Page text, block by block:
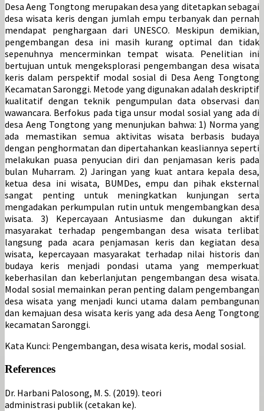
Desa Aeng Tongtong merupakan desa yang ditetapkan sebagai
desa wisata keris dengan jumlah empu terbanyak dan pernah
mendapat penghargaan dari UNESCO. Meskipun demikian,
pengembangan desa ini masih kurang optimal dan tidak
sepenuhnya mencerminkan tempat wisata. Penelitian ini
bertujuan untuk mengeksplorasi pengembangan desa wisata
keris dalam perspektif modal sosial di Desa Aeng Tongtong
Kecamatan Saronggi. Metode yang digunakan adalah deskriptif
kualitatif dengan teknik pengumpulan data observasi dan
wawancara. Berfokus pada tiga unsur modal sosial yang ada di
desa Aeng Tongtong yang menunjukan bahwa: 1) Norma yang
ada memastikan semua aktivitas wisata berbasis budaya
dengan penghormatan dan dipertahankan keasliannya seperti
melakukan puasa penyucian diri dan penjamasan keris pada
bulan Muharram. 2) Jaringan yang kuat antara kepala desa,
ketua desa ini wisata, BUMDes, empu dan pihak eksternal
sangat penting untuk meningkatkan kunjungan serta
mengadakan perkumpulan rutin untuk mengembangkan desa
wisata. 3) Kepercayaan Antusiasme dan dukungan aktif
masyarakat terhadap pengembangan desa wisata terlibat
langsung pada acara penjamasan keris dan kegiatan desa
wisata, kepercayaan masyarakat terhadap nilai historis dan
budaya keris menjadi pondasi utama yang memperkuat
keberhasilan dan keberlanjutan pengembangan desa wisata.
Modal sosial memainkan peran penting dalam pengembangan
desa wisata yang menjadi kunci utama dalam pembangunan
dan kemajuan desa wisata keris yang ada desa Aeng Tongtong
kecamatan Saronggi.
Kata Kunci: Pengembangan, desa wisata keris, modal sosial.
References
Dr. Harbani Palosong, M. S. (2019). teori
administrasi publik (cetakan ke).